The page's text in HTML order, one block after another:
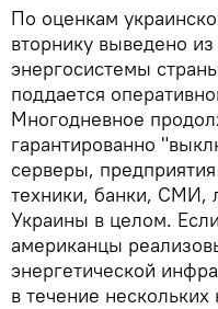
По оценкам
вторнику выведено
энергосистемы
поддается
Многодневное
гарантированно
серверы,
техники, банки, СМИ,
Украины в целом.
американцы
энергетической
в течение нескольких